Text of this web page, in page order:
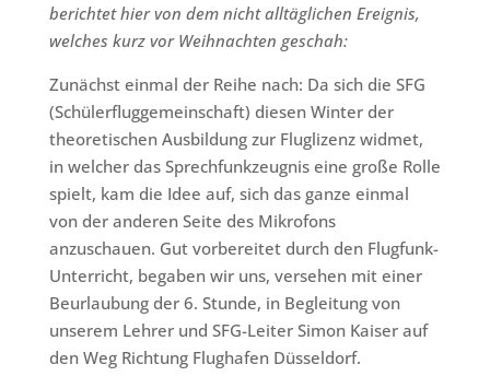
berichtet hier von dem nicht alltäglichen Ereignis,
welches kurz vor Weihnachten geschah:
Zunächst einmal der Reihe nach: Da sich die SFG
(Schülerfluggemeinschaft) diesen Winter der
theoretischen Ausbildung zur Fluglizenz widmet,
in welcher das Sprechfunkzeugnis eine große Rolle
spielt, kam die Idee auf, sich das ganze einmal
von der anderen Seite des Mikrofons
anzuschauen. Gut vorbereitet durch den Flugfunk-
Unterricht, begaben wir uns, versehen mit einer
Beurlaubung der 6. Stunde, in Begleitung von
unserem Lehrer und SFG-Leiter Simon Kaiser auf
den Weg Richtung Flughafen Düsseldorf.